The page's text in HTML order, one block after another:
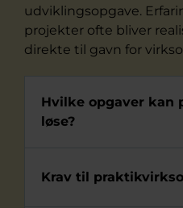
udviklingsopgave.
projekter ofte bliver
direkte til gavn for
Hvilke opgaver kan
løse?
Krav til